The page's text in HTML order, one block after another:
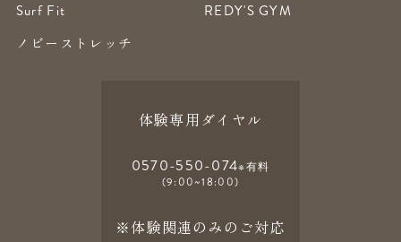
Surf Fit
REDY'S GYM
ノビーストレッチ
体験専用ダイヤル
0570-550-074※有料
(9:00~18:00)
※体験関連のみのご対応